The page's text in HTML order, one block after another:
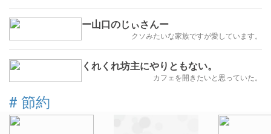
ー山口のじぃさんー
クソみたいな家族ですが愛しています。
くれくれ坊主にやりともない。
カフェを開きたいと思っていた。
# 節約